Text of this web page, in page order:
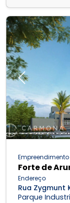
Previous
Empreendimento
Forte de
Endereço
Rua Zygmunt
Parque